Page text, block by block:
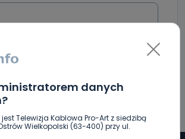
danych
Telewizja Kablowa Pro-Art z siedzibą
Wielkopolski (63-400) przy ul.